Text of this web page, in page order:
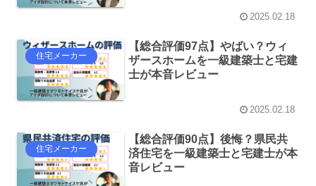
2025.02.18
住宅メーカー
【総合評価97点】やばい？ウィ
ザースホームを一級建築士と宅建
士が本音レビュー
2025.02.18
住宅メーカー
【総合評価90点】後悔？県民共
済住宅を一級建築士と宅建士が本
音レビュー